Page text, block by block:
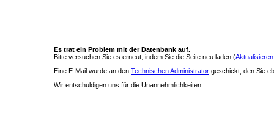
Es trat ein Problem mit der Datenbank auf.
Bitte versuchen Sie es erneut, indem Sie die Seite neu laden (
Eine E-Mail wurde an den Technischen Administrator geschickt, den Sie
Wir entschuldigen uns für die Unannehmlichkeiten.